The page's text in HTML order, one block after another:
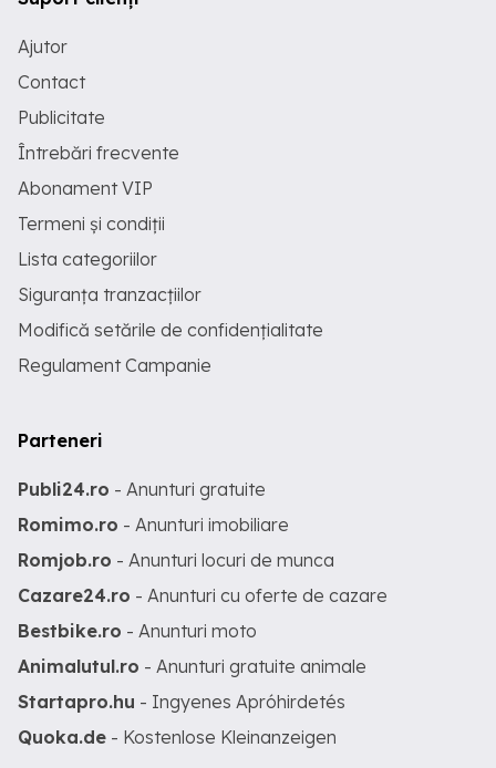
Ajutor
Contact
Publicitate
Întrebări frecvente
Abonament VIP
Termeni și condiții
Lista categoriilor
Siguranța tranzacțiilor
Modifică setările de confidențialitate
Regulament Campanie
Parteneri
Publi24.ro - Anunturi gratuite
Romimo.ro - Anunturi imobiliare
Romjob.ro - Anunturi locuri de munca
Cazare24.ro - Anunturi cu oferte de cazare
Bestbike.ro - Anunturi moto
Animalutul.ro - Anunturi gratuite animale
Startapro.hu - Ingyenes Apróhirdetés
Quoka.de - Kostenlose Kleinanzeigen